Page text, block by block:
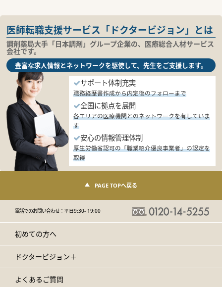
医師転職支援サービス「ドクタービジョン」とは
調剤薬局大手「日本調剤」グループ企業の、医療総合人材サービス
会社です。
豊富な求人情報とネットワークを駆使して、先生をご支援します。
サポート体制充実
職務経歴書作成から内定後のフォローまで
全国に拠点を展開
各エリアの医療機関とのネットワークを有していま
す
安心の情報管理体制
厚生労働省認可の「職業紹介優良事業者」の認定を
取得
PAGE TOPへ戻る
電話でのお問い合わせ：平日9:30- 19:00
初めての方へ
ドクタービジョン＋
よくあるご質問